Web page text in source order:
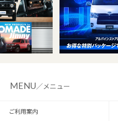
MENU／メニュー
ご利用案内